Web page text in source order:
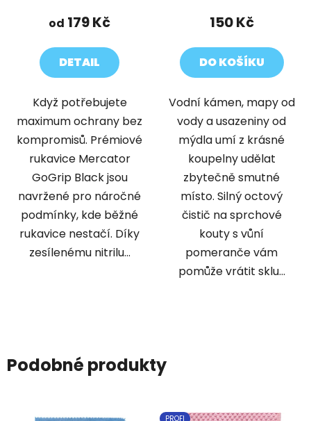
od 179 Kč
DETAIL
Když potřebujete
maximum ochrany bez
kompromisů. Prémiové
rukavice Mercator
GoGrip Black jsou
navržené pro náročné
podmínky, kde běžné
rukavice nestačí. Díky
zesílenému nitrilu...
150 Kč
DO KOŠÍKU
Vodní kámen, mapy od
vody a usazeniny od
mýdla umí z krásné
koupelny udělat
zbytečně smutné
místo. Silný octový
čistič na sprchové
kouty s vůní
pomeranče vám
pomůže vrátit sklu...
Podobné produkty
PROFI